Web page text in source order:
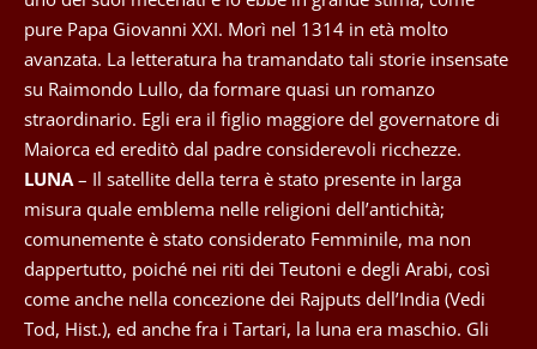
pure Papa Giovanni XXI. Morì nel 1314 in età molto
avanzata. La letteratura ha tramandato tali storie insensate
su Raimondo Lullo, da formare quasi un romanzo
straordinario. Egli era il figlio maggiore del governatore di
Maiorca ed ereditò dal padre considerevoli ricchezze.
LUNA – Il satellite della terra è stato presente in larga
misura quale emblema nelle religioni dell’antichità;
comunemente è stato considerato Femminile, ma non
dappertutto, poiché nei riti dei Teutoni e degli Arabi, così
come anche nella concezione dei Rajputs dell’India (Vedi
Tod, Hist.), ed anche fra i Tartari, la luna era maschio. Gli